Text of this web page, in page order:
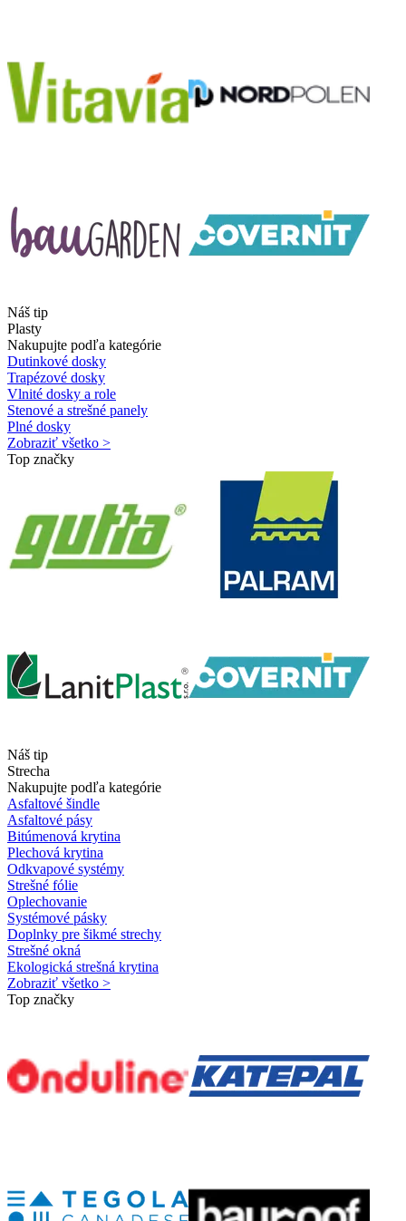
Náš tip
Plasty
Nakupujte podľa kategórie
Dutinkové dosky
Trapézové dosky
Vlnité dosky a role
Stenové a strešné panely
Plné dosky
Zobraziť všetko >
Top značky
Náš tip
Strecha
Nakupujte podľa kategórie
Asfaltové šindle
Asfaltové pásy
Bitúmenová krytina
Plechová krytina
Odkvapové systémy
Strešné fólie
Oplechovanie
Systémové pásky
Doplnky pre šikmé strechy
Strešné okná
Ekologická strešná krytina
Zobraziť všetko >
Top značky